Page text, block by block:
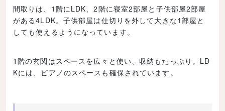
間取りは、1階にLDK、2階に寝室2部屋と子供部屋2部屋
がある4LDK。子供部屋は仕切りを外して大きな1部屋と
しても使えるようになっています。
1階の玄関はスペースを広々と使い、収納もたっぷり。LD
Kには、ピアノのスペースも確保されています。